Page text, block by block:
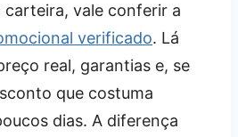
carteira, vale conferir a
verificado. Lá
real, garantias e, se
que costuma
dias. A diferença